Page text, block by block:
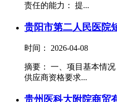
责任的能力： 提...
贵阳市第二人民医院
时间： 2026-04-08
摘要： 一、项目基本情况
供应商资格要求...
贵州医科大附院商贸